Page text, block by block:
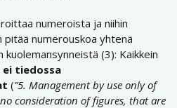
numeroista ja niihin
numerouskoa yhtenä
(3): Kaikkein
ei tiedossa
(”5. Management by use only of
consideration of figures, that are